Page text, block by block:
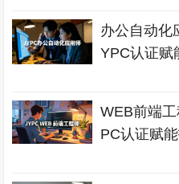
办公自动化
YPC认证赋
WEB前端
PC认证赋